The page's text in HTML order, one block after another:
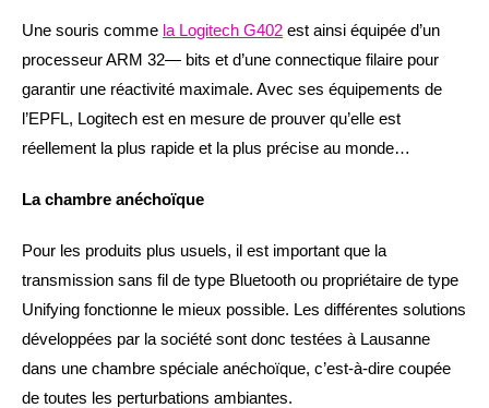
Une souris comme la Logitech G402 est ainsi équipée d’un
processeur ARM 32— bits et d’une connectique filaire pour
garantir une réactivité maximale. Avec ses équipements de
l’EPFL, Logitech est en mesure de prouver qu’elle est
réellement la plus rapide et la plus précise au monde…
La chambre anéchoïque
Pour les produits plus usuels, il est important que la
transmission sans fil de type Bluetooth ou propriétaire de type
Unifying fonctionne le mieux possible. Les différentes solutions
développées par la société sont donc testées à Lausanne
dans une chambre spéciale anéchoïque, c’est-à-dire coupée
de toutes les perturbations ambiantes.